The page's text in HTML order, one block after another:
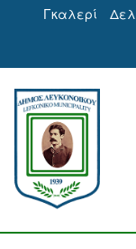
Γκαλερί